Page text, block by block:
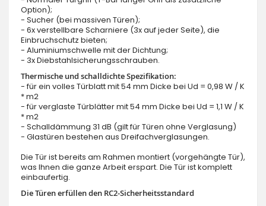
Option);
- Sucher (bei massiven Türen);
- 6x verstellbare Scharniere (3x auf jeder Seite), die
Einbruchschutz bieten;
- Aluminiumschwelle mit der Dichtung;
- 3x Diebstahlsicherungsschrauben.
Thermische und schalldichte Spezifikation:
- für ein volles Türblatt mit 54 mm Dicke bei Ud = 0,98 W / K
* m2
- für verglaste Türblätter mit 54 mm Dicke bei Ud = 1,1 W / K
* m2
- Schalldämmung 31 dB (gilt für Türen ohne Verglasung)
- Glastüren bestehen aus Dreifachverglasungen.
Die Tür ist bereits am Rahmen montiert (vorgehängte Tür),
was Ihnen die ganze Arbeit erspart. Die Tür ist komplett
einbaufertig.
Die Türen erfüllen den RC2-Sicherheitsstandard